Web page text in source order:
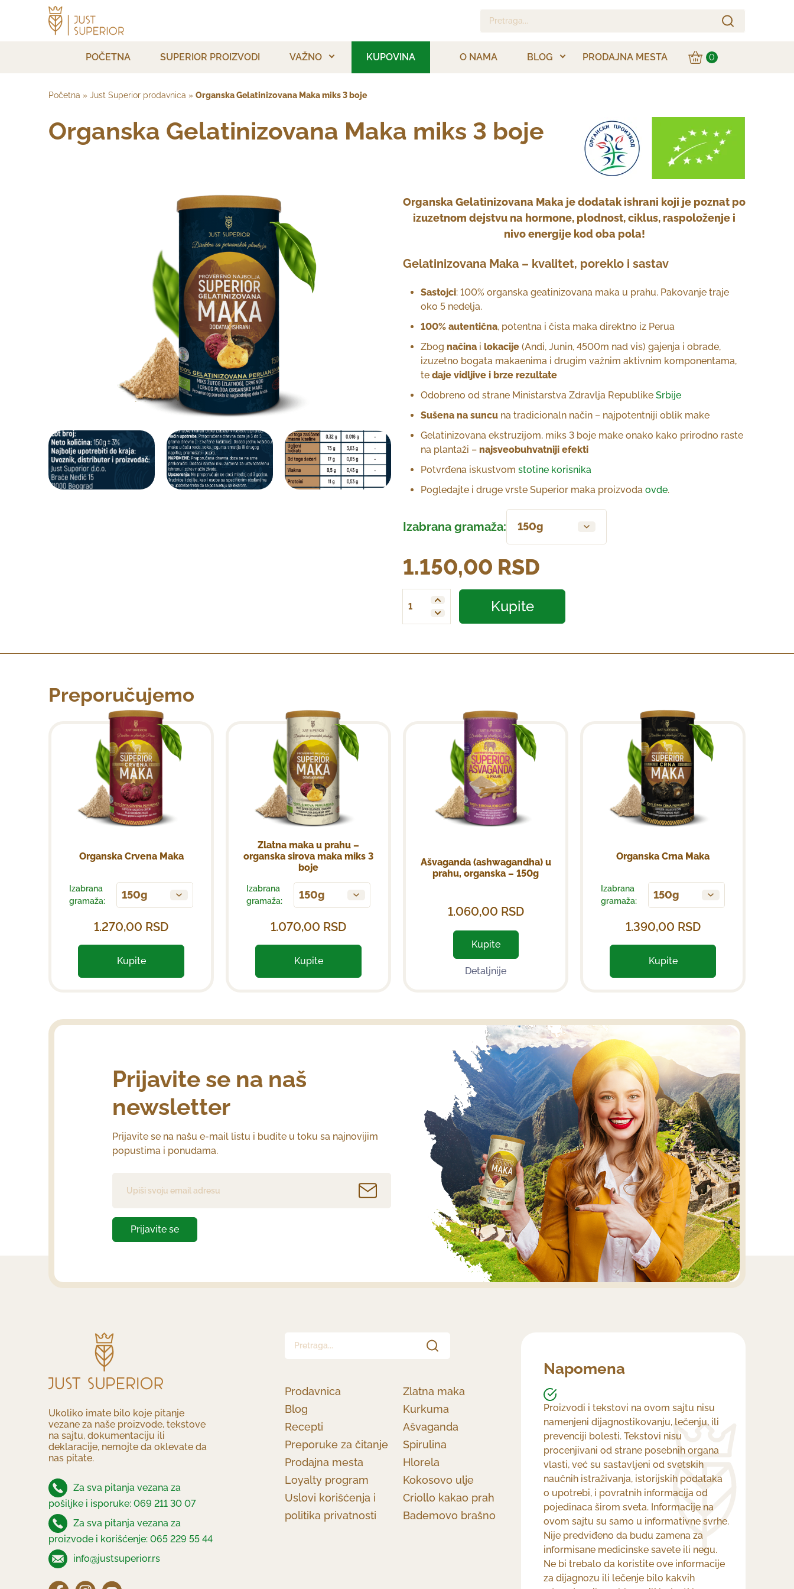
Pretraga...
POČETNA SUPERIOR PROIZVODI VAŽNO KUPOVINA O NAMA BLOG PRODAJNA MESTA 0
Početna » Just Superior prodavnica » Organska Gelatinizovana Maka miks 3 boje
Organska Gelatinizovana Maka miks 3 boje
Organska Gelatinizovana Maka je dodatak ishrani koji je poznat po
izuzetnom dejstvu na hormone, plodnost, ciklus, raspoloženje i
nivo energije kod oba pola!
Gelatinizovana Maka – kvalitet, poreklo i sastav
Sastojci: 100% organska geatinizovana maka u prahu. Pakovanje traje
oko 5 nedelja.
100% autentična, potentna i čista maka direktno iz Perua
Zbog načina i lokacije (Andi, Junin, 4500m nad vis) gajenja i obrade,
izuzetno bogata makaenima i drugim važnim aktivnim komponentama,
te daje vidljive i brze rezultate
Odobreno od strane Ministarstva Zdravlja Republike Srbije
Sušena na suncu na tradicionaln način – najpotentniji oblik make
Gelatinizovana ekstruzijom, miks 3 boje make onako kako prirodno raste
na plantaži – najsveobuhvatniji efekti
Potvrđena iskustvom stotine korisnika
Pogledajte i druge vrste Superior maka proizvoda ovde.
Izabrana gramaža: 150g
1.150,00 RSD
Organska Gelatinizovana Maka miks 3 boje količina
Kupite
Preporučujemo
Organska Crvena Maka
Izabrana
gramaža:
150g
1.270,00 RSD
Kupite
Zlatna maka u prahu –
organska sirova maka miks 3
boje
Izabrana
gramaža:
150g
1.070,00 RSD
Kupite
Ašvaganda (ashwagandha) u
prahu, organska – 150g
1.060,00 RSD
Kupite
Detaljnije
Organska Crna Maka
Izabrana
gramaža:
150g
1.390,00 RSD
Kupite
Prijavite se na naš
newsletter
Prijavite se na našu e-mail listu i budite u toku sa najnovijim
popustima i ponudama.
Prijavite se
Ukoliko imate bilo koje pitanje
vezane za naše proizvode, tekstove
na sajtu, dokumentaciju ili
deklaracije, nemojte da oklevate da
nas pitate.
Za sva pitanja vezana za
pošiljke i isporuke: 069 211 30 07
Za sva pitanja vezana za
proizvode i korišćenje: 065 229 55 44
info@justsuperior.rs
Pretraga...
Prodavnica
Blog
Recepti
Preporuke za čitanje
Prodajna mesta
Loyalty program
Uslovi korišćenja i
politika privatnosti
Zlatna maka
Kurkuma
Ašvaganda
Spirulina
Hlorela
Kokosovo ulje
Criollo kakao prah
Bademovo brašno
Napomena
Proizvodi i tekstovi na ovom sajtu nisu
namenjeni dijagnostikovanju, lečenju, ili
prevenciji bolesti. Tekstovi nisu
procenjivani od strane posebnih organa
vlasti, već su sastavljeni od svetskih
naučnih istraživanja, istorijskih podataka
o upotrebi, i povratnih informacija od
pojedinaca širom sveta. Informacije na
ovom sajtu su samo u informativne svrhe.
Nije predviđeno da budu zamena za
informisane medicinske savete ili negu.
Ne bi trebalo da koristite ove informacije
za dijagnozu ili lečenje bilo kakvih